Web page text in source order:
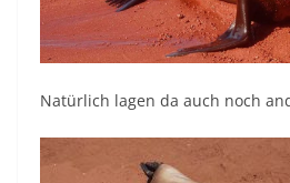
Natürlich lagen da auch noch